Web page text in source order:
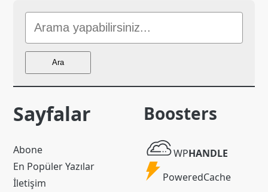
Sitede
Ara
Ara
Sayfalar
Abone
En Popüler Yazılar
İletişim
Boosters
WP
Handle
WPHANDLE
Powered
PoweredCache